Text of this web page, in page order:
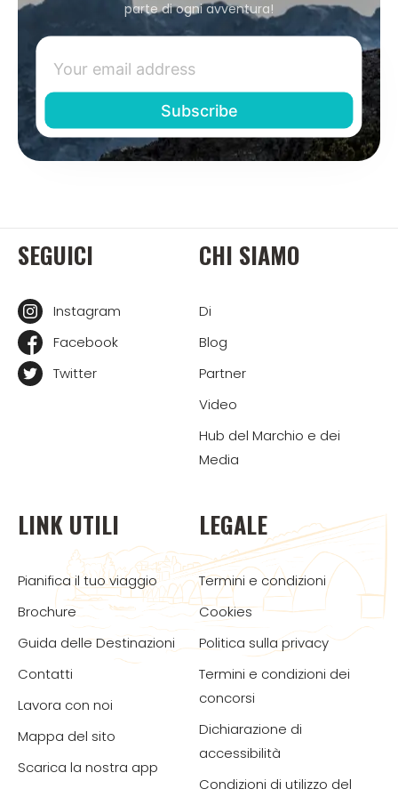
parte di ogni avventura!
SEGUICI
Instagram
Facebook
Twitter
CHI SIAMO
Di
Blog
Partner
Video
Hub del Marchio e dei
Media
LINK UTILI
Pianifica il tuo viaggio
Brochure
Guida delle Destinazioni
Contatti
Lavora con noi
Mappa del sito
Scarica la nostra app
LEGALE
Termini e condizioni
Cookies
Politica sulla privacy
Termini e condizioni dei
concorsi
Dichiarazione di
accessibilità
Condizioni di utilizzo del